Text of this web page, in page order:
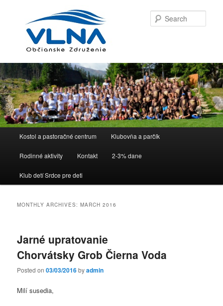
Skip to primary content
Skip to secondary content
Kostol a pastoračné centrum Klubovňa a parčík
Rodinné aktivity Kontakt 2-3% dane
Klub detí Srdce pre deti
MONTHLY ARCHIVES:MARCH 2016
Jarné upratovanie
Chorvátsky Grob Čierna Voda
Posted on03/03/2016byadmin
Milí susedia,